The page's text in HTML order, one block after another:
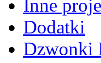
Inne
Dodatki
Dzwonki